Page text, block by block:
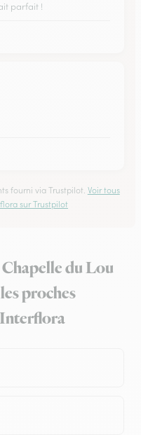
parfait !
fourni via Trustpilot. Voir tous
sur Trustpilot
du Lou
proches
Interflora